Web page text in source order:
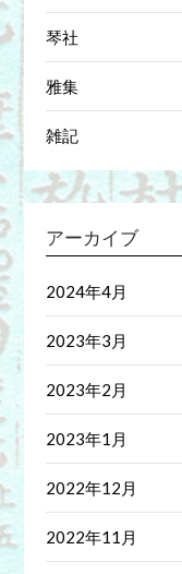
琴社
雅集
雑記
アーカイブ
2024年4月
2023年3月
2023年2月
2023年1月
2022年12月
2022年11月